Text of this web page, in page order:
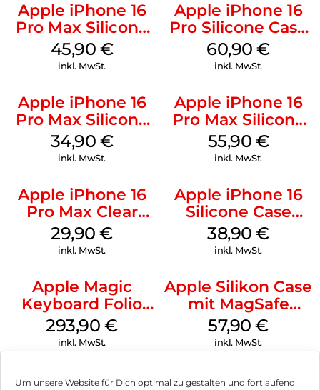
Um unsere Website für Dich optimal zu gestalten und fortlaufend
Apple iPhone 16
Pro Max Silicone
Case MagSafe
Ultramarine
45,90 €
inkl. MwSt.
Apple iPhone 16
Pro Silicone Case
MagSafe Stone
Gray
60,90€
inkl. MwSt.
Apple iPhone 16
Pro Max Silicone
Case MagSafe
Denim
34,90 €
inkl. MwSt.
Apple iPhone 16
Pro Max Silicone
Case MagSafe
Stone Gray
55,90 €
inkl. MwSt.
Apple iPhone 16
Pro Max Clear
Case MagSafe
Transparent
29,90€
inkl. MwSt.
Apple iPhone 16
Silicone Case
MagSafe
Ultramarine
38,90€
inkl. MwSt.
Apple Magic
Keyboard Folio
iPad 10.9″ (10.Gen.)
Weiß
293,90€
inkl. MwSt.
Apple Silikon Case
mit MagSafe
iPhone 14 Pro
(PRODUCT)RED
57,90€
inkl. MwSt.